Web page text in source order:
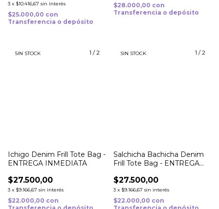
3 x $10.416,67 sin interés
$25.000,00 con
Transferencia o depósito
$28.000,00 con
Transferencia o depósito
1 /2
SIN STOCK
Ichigo Denim Frill Tote Bag -
ENTREGA INMEDIATA
$27.500,00
3 x $9.166,67 sin interés
$22.000,00 con
1 /2
SIN STOCK
Salchicha Bachicha Denim
Frill Tote Bag - ENTREGA
$27.500,00
3 x $9.166,67 sin interés
$22.000,00 con